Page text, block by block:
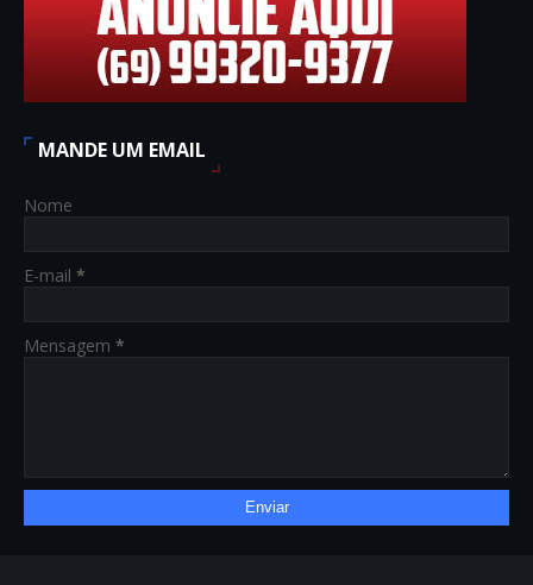
MANDE UM EMAIL
Nome
E-mail *
Mensagem *